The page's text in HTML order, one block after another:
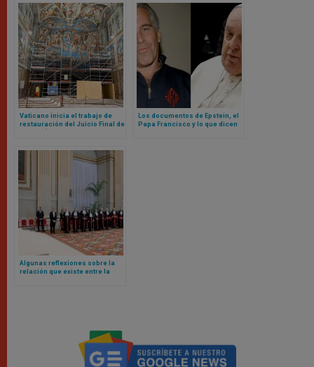
Vaticano inicia el trabajo de
restauración del Juicio Final de
Miguel Ángel en Capilla Sixtina
Los documentos de Epstein, el
Papa Francisco y lo que dicen
Algunas reflexiones sobre la
relación que existe entre la